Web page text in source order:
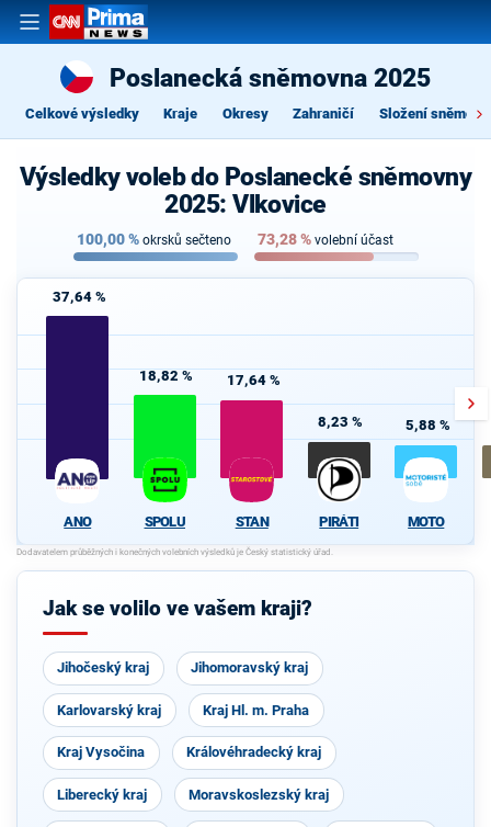
Poslanecká sněmovna 2025
Celkové výsledky Kraje Okresy Zahraničí Složení
Výsledky voleb do Poslanecké sněmovny
2025: Vlkovice
100,00% okrsků sečteno 73,28% volební účast
37,64 %
ANO
18,82 %
SPOLU
17,64 %
STAN
8,23 %
PIRÁTI
5,88 %
MOTO
Jak se volilo ve vašem kraji?
Jihočeský kraj Jihomoravský kraj
Karlovarský kraj Kraj Hl. m. Praha
Kraj Vysočina Královéhradecký kraj
Liberecký kraj Moravskoslezský kraj